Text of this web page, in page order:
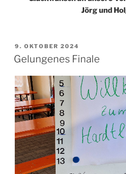
Jörg und
VERÖFFENTLICHT
AM
9. OKTOBER 2024
Gelungenes Finale